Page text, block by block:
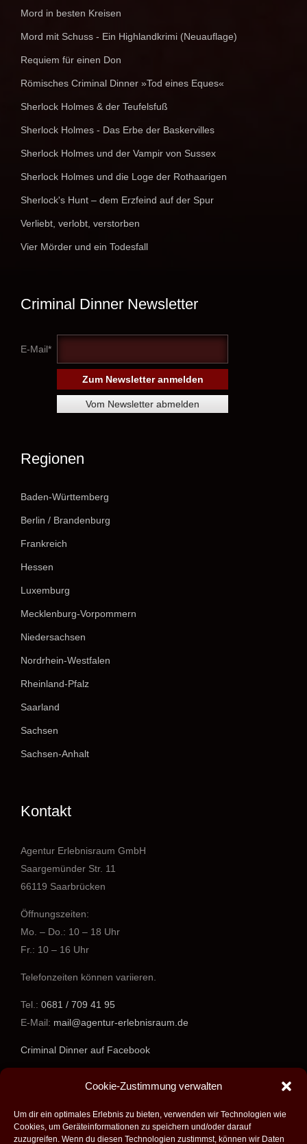
Cookie-Zustimmung verwalten
Um dir ein optimales Erlebnis zu bieten, verwenden wir Technologien wie
Cookies, um Geräteinformationen zu speichern und/oder darauf
zuzugreifen. Wenn du diesen Technologien zustimmst, können wir Daten
Mord in besten Kreisen
Mord mit Schuss - Ein Highlandkrimi (Neuauflage)
Requiem für einen Don
Römisches Criminal Dinner »Tod eines Eques«
Sherlock Holmes & der Teufelsfuß
Sherlock Holmes - Das Erbe der Baskervilles
Sherlock Holmes und der Vampir von Sussex
Sherlock Holmes und die Loge der Rothaarigen
Sherlock's Hunt – dem Erzfeind auf der Spur
Verliebt, verlobt, verstorben
Vier Mörder und ein Todesfall
Criminal Dinner Newsletter
E-Mail*
Regionen
Baden-Württemberg
Berlin / Brandenburg
Frankreich
Hessen
Luxemburg
Mecklenburg-Vorpommern
Niedersachsen
Nordrhein-Westfalen
Rheinland-Pfalz
Saarland
Sachsen
Sachsen-Anhalt
Kontakt
Agentur Erlebnisraum GmbH
Saargemünder Str. 11
66119 Saarbrücken
Öffnungszeiten:
Mo. – Do.: 10 – 18 Uhr
Fr.: 10 – 16 Uhr
Telefonzeiten können variieren.
Tel.: 0681 / 709 41 95
E-Mail: mail@agentur-erlebnisraum.de
Criminal Dinner auf Facebook